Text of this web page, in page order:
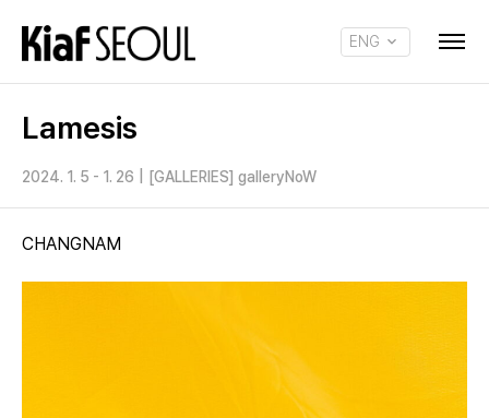
ENG
Lamesis
2024. 1. 5 - 1. 26 [GALLERIES] galleryNoW
CHANGNAM